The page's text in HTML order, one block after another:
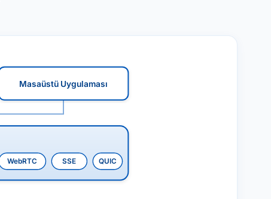
Masaüstü Uygulaması
WebRTC SSE QUIC